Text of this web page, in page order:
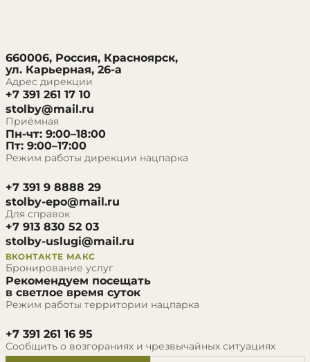
660006, Россия, Красноярск,
ул. Карьерная, 26-а
Адрес дирекции
+7 391 261 17 10
stolby@mail.ru
Приёмная
Пн-чт: 9:00–18:00
Пт: 9:00–17:00
Режим работы дирекции нацпарка
+7 391 9 8888 29
stolby-epo@mail.ru
Для справок
+7 913 830 52 03
stolby-uslugi@mail.ru
ВКОНТАКТЕ МАКС
Бронирование услуг
Рекомендуем посещать
в светлое время суток
Режим работы территории нацпарка
+7 391 261 16 95
Сообщить о возгораниях и чрезвычайных ситуациях